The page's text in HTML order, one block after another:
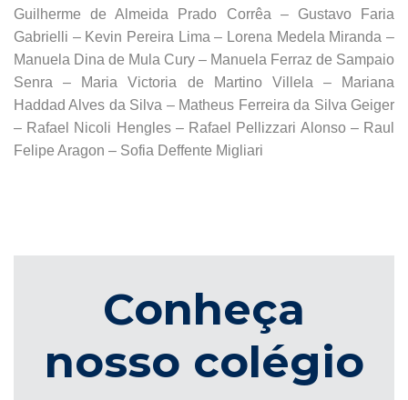
Guilherme de Almeida Prado Corrêa – Gustavo Faria
Gabrielli – Kevin Pereira Lima – Lorena Medela Miranda –
Manuela Dina de Mula Cury – Manuela Ferraz de Sampaio
Senra – Maria Victoria de Martino Villela – Mariana
Haddad Alves da Silva – Matheus Ferreira da Silva Geiger
– Rafael Nicoli Hengles – Rafael Pellizzari Alonso – Raul
Felipe Aragon – Sofia Deffente Migliari
Conheça
nosso colégio